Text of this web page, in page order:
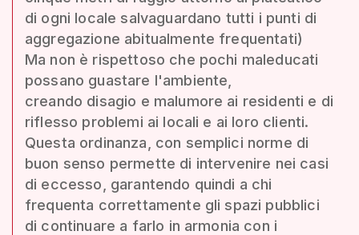
di ogni locale salvaguardano tutti i punti di
aggregazione abitualmente frequentati)
Ma non è rispettoso che pochi maleducati
possano guastare l'ambiente,
creando disagio e malumore ai residenti e di
riflesso problemi ai locali e ai loro clienti.
Questa ordinanza, con semplici norme di
buon senso permette di intervenire nei casi
di eccesso, garantendo quindi a chi
frequenta correttamente gli spazi pubblici
di continuare a farlo in armonia con i